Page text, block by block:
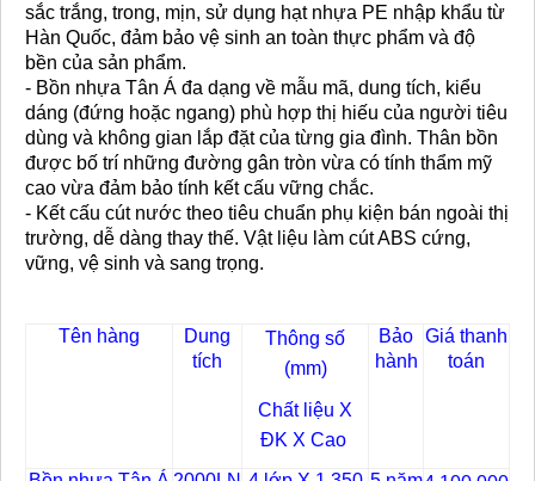
sắc trắng, trong, mịn, sử dụng hạt nhựa PE nhập khẩu từ
Hàn Quốc, đảm bảo vệ sinh an toàn thực phẩm và độ
bền của sản phẩm.
- Bồn nhựa Tân Á đa dạng về mẫu mã, dung tích, kiểu
dáng (đứng hoặc ngang) phù hợp thị hiếu của người tiêu
dùng và không gian lắp đặt của từng gia đình. Thân bồn
được bố trí những đường gân tròn vừa có tính thẩm mỹ
cao vừa đảm bảo tính kết cấu vững chắc.
- Kết cấu cút nước theo tiêu chuẩn phụ kiện bán ngoài thị
trường, dễ dàng thay thế. Vật liệu làm cút ABS cứng,
vững, vệ sinh và sang trọng.
Tên hàng
Dung
tích
Thông số
(mm)
Chất liệu X
ĐK X Cao
Bảo
hành
Giá thanh
toán